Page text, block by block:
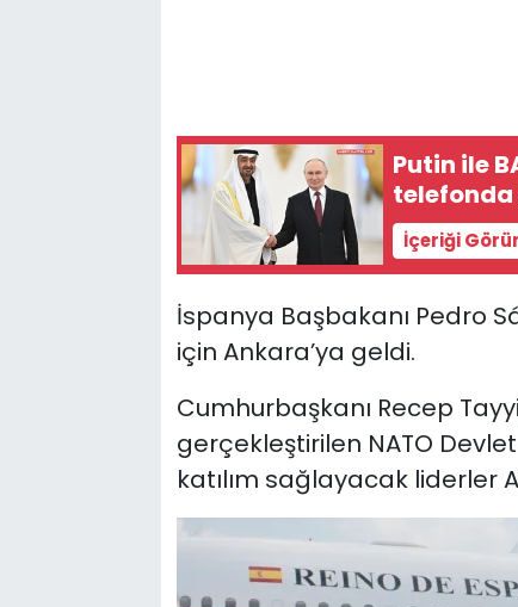
Putin ile
İçeriği
İspanya Başbakanı Pedro
için Ankara’ya geldi.
Cumhurbaşkanı Recep
gerçekleştirilen NATO
katılım sağlayacak liderler